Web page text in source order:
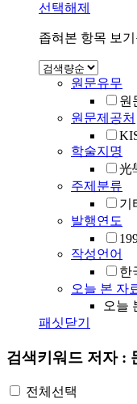
선택해제
좁혀본 항목 보기
원문유무
원
원문제공처
학술지명
光
주제분류
기
발행연도
작성언어
한
오늘 본 자
오늘
패싯닫기
검색키워드 저자 :
전체선택